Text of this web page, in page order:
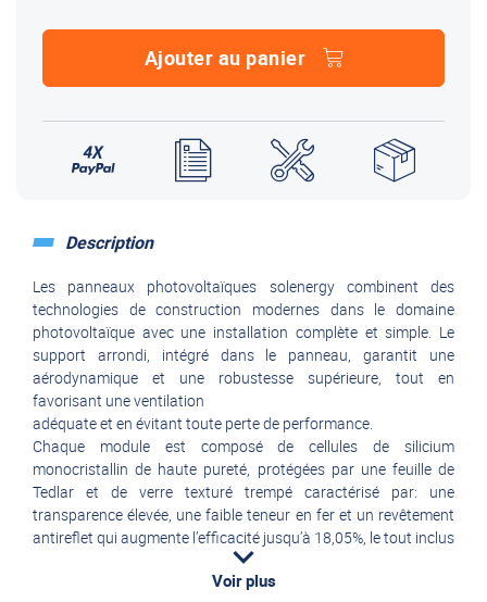
Ajouter au panier
Description
Les panneaux photovoltaïques solenergy combinent des
technologies de construction modernes dans le domaine
photovoltaïque avec une installation complète et simple. Le
support arrondi, intégré dans le panneau, garantit une
aérodynamique et une robustesse supérieure, tout en
favorisant une ventilation
adéquate et en évitant toute perte de performance.
Chaque module est composé de cellules de silicium
monocristallin de haute pureté, protégées par une feuille de
Tedlar et de verre texturé trempé caractérisé par: une
transparence élevée, une faible teneur en fer et un revêtement
antireflet qui augmente l’efficacité jusqu’à 18,05%, le tout inclus
dans deux feuilles EVA ( Ethylène Vinyl Acetate). Des diodes by-
pass spéciales protègent les cellules contre les surtensions et
Voir plus